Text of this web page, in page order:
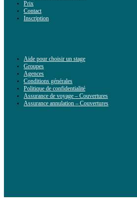
Prix
Contact
Inscription
Aide pour choisir un stage
Groupes
Agences
Conditions générales
Politique de confidentialité
Assurance de voyage – Couvertures
Assurance annulation – Couvertures